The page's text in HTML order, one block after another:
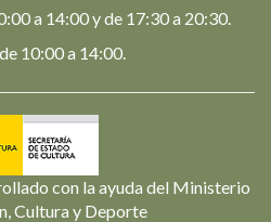
a 14:00 y de 17:30 a 20:30.
10:00 a 14:00.
con la ayuda del Ministerio
Cultura y Deporte